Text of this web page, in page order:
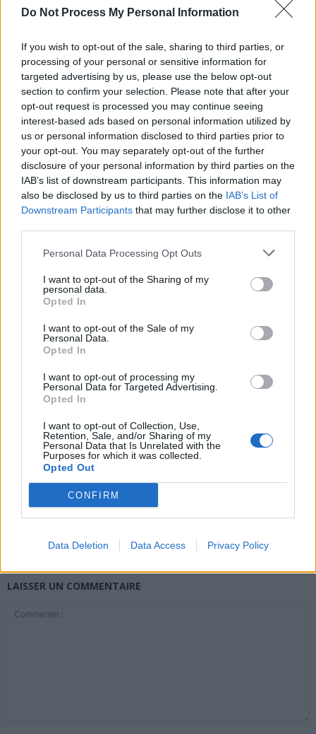
Do Not Process My Personal Information
If you wish to opt-out of the sale, sharing to third parties, or
processing of your personal or sensitive information for
targeted advertising by us, please use the below opt-out
section to confirm your selection. Please note that after your
opt-out request is processed you may continue seeing
interest-based ads based on personal information utilized by
us or personal information disclosed to third parties prior to
your opt-out. You may separately opt-out of the further
disclosure of your personal information by third parties on the
IAB’s list of downstream participants. This information may
also be disclosed by us to third parties on the IAB’s List of
Downstream Participants that may further disclose it to other
Personal Data Processing Opt Outs
I want to opt-out of the Sharing of my
personal data.
Opted In
I want to opt-out of the Sale of my
Personal Data.
Opted In
I want to opt-out of processing my
Personal Data for Targeted Advertising.
Opted In
I want to opt-out of Collection, Use,
Retention, Sale, and/or Sharing of my
Personal Data that Is Unrelated with the
Purposes for which it was collected.
Opted Out
CONFIRM
Data Deletion Data Access Privacy Policy
cardiovasculaires ou d’autres problèmes de santé. Il est alors
symptômes comme l’essoufflement, des douleurs thoraciques, des
vertiges ou des chutes récentes.
Article précédent
90 % de la sérotonine se
fabrique dans l’intestin
découvrez pourquoi votre
ventre contrôle votre
Article suivant
Cancer avant 50 ans : la
génération en danger
ARTICLES CONNEXES
Santé
Canicule : les conseils
essentiels des
cardiologues pour
Éclipse du 12 août :
attention à la pénurie de
lunettes de sécurité
combattre le cancer
LAISSER UN COMMENTAIRE